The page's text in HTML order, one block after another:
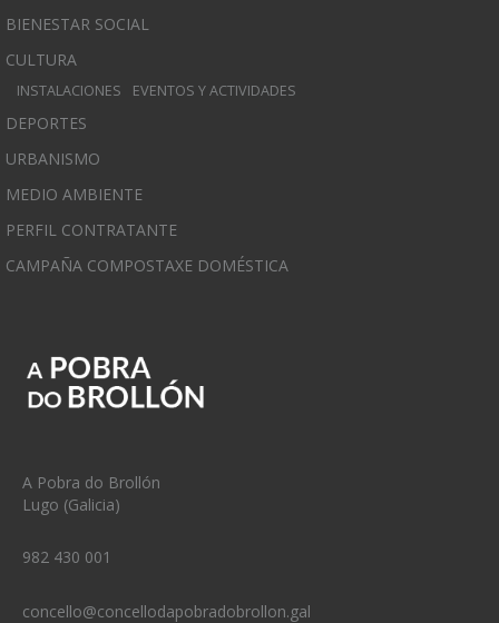
BIENESTAR SOCIAL
CULTURA
INSTALACIONES EVENTOS Y ACTIVIDADES
DEPORTES
URBANISMO
MEDIO AMBIENTE
PERFIL CONTRATANTE
CAMPAÑA COMPOSTAXE DOMÉSTICA
A Pobra do Brollón
Lugo (Galicia)
982 430 001
concello@concellodapobradobrollon.gal